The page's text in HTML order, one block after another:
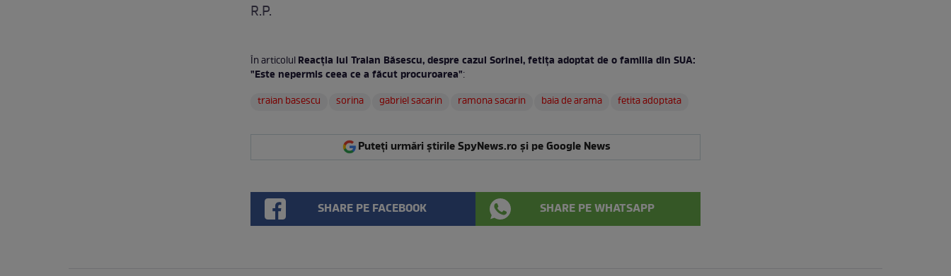
R.P.
În articolulReacţia lui Traian Băsescu, despre cazul Sorinei, fetiţa adoptat de o familia din SUA:
"Este nepermis ceea ce a făcut procuroarea":
traian basescu
sorina gabriel sacarin ramona sacarin baia de arama fetita adoptata
Puteți urmări știrile SpyNews.ro și pe Google News
SHARE PE FACEBOOK SHARE PE WHATSAPP